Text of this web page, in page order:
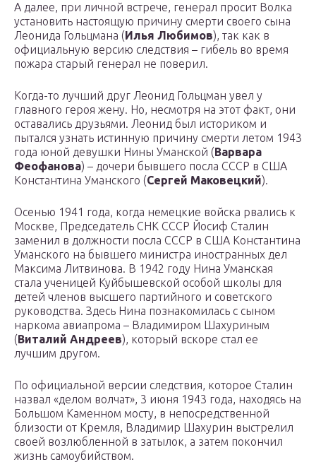
А далее, при личной встрече, генерал просит Волка
установить настоящую причину смерти своего сына
Леонида Гольцмана (Илья Любимов), так как в
официальную версию следствия – гибель во время
пожара старый генерал не поверил.
Когда-то лучший друг Леонид Гольцман увел у
главного героя жену. Но, несмотря на этот факт, они
оставались друзьями. Леонид был историком и
пытался узнать истинную причину смерти летом 1943
года юной девушки Нины Уманской (Варвара
Феофанова) – дочери бывшего посла СССР в США
Константина Уманского (Сергей Маковецкий).
Осенью 1941 года, когда немецкие войска рвались к
Москве, Председатель СНК СССР Йосиф Сталин
заменил в должности посла СССР в США Константина
Уманского на бывшего министра иностранных дел
Максима Литвинова. В 1942 году Нина Уманская
стала ученицей Куйбышевской особой школы для
детей членов высшего партийного и советского
руководства. Здесь Нина познакомилась с сыном
наркома авиапрома – Владимиром Шахуриным
(Виталий Андреев), который вскоре стал ее
лучшим другом.
По официальной версии следствия, которое Сталин
назвал «делом волчат», 3 июня 1943 года, находясь на
Большом Каменном мосту, в непосредственной
близости от Кремля, Владимир Шахурин выстрелил
своей возлюбленной в затылок, а затем покончил
жизнь самоубийством.